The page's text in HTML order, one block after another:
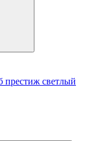
престиж светлый